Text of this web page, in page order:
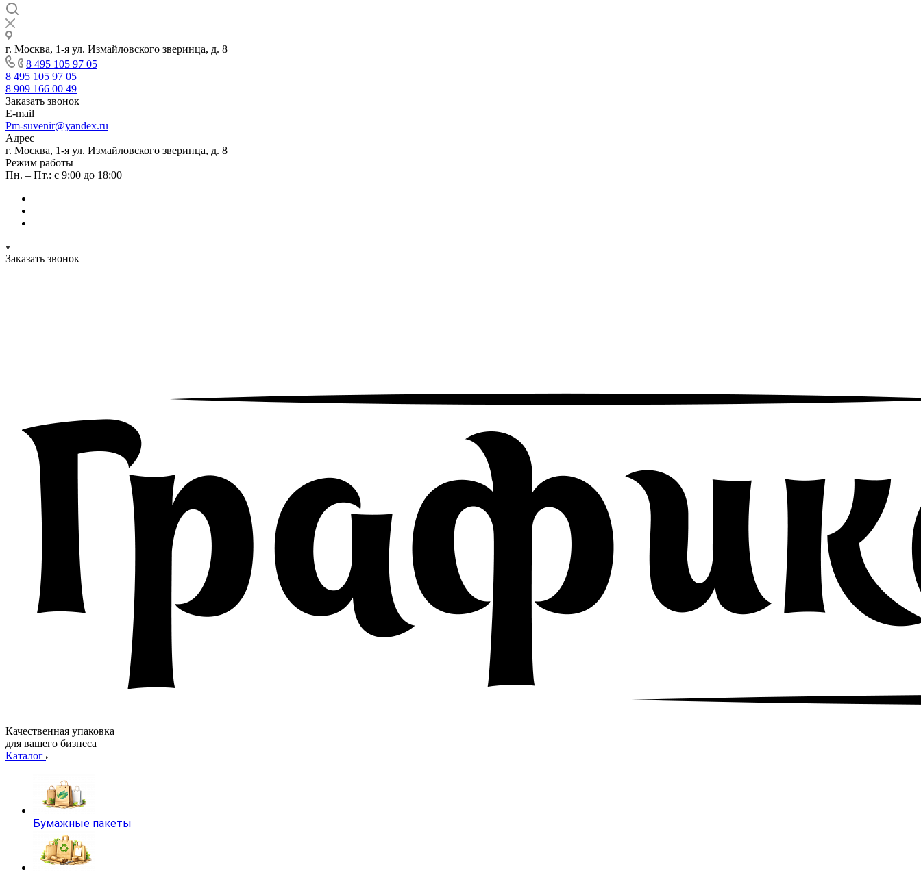
г. Москва, 1-я ул. Измайловского зверинца, д. 8
8 495 105 97 05
8 495 105 97 05
8 909 166 00 49
Заказать звонок
E-mail
Pm-suvenir@yandex.ru
Адрес
г. Москва, 1-я ул. Измайловского зверинца, д. 8
Режим работы
Пн. – Пт.: с 9:00 до 18:00
Заказать звонок
Качественная упаковка
для вашего бизнеса
Каталог
Бумажные пакеты